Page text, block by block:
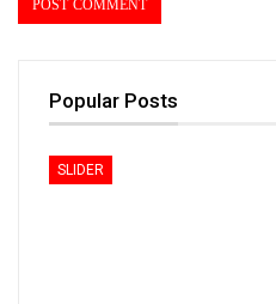
Popular Posts
SLIDER